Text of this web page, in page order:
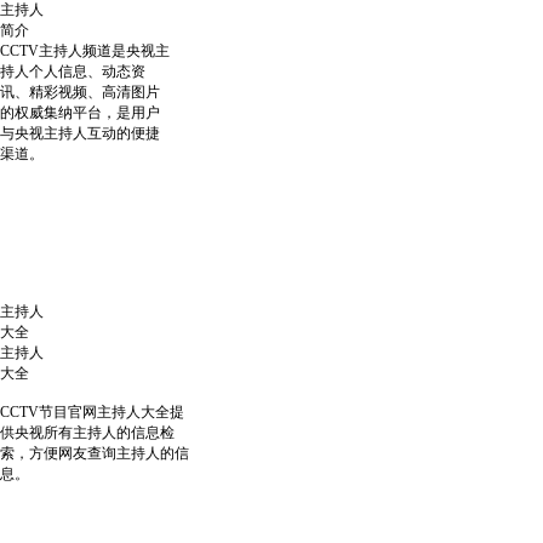
主持人
简介
CCTV主持人频道是央视主
持人个人信息、动态资
讯、精彩视频、高清图片
的权威集纳平台，是用户
与央视主持人互动的便捷
渠道。
主持人
大全
主持人
大全
CCTV节目官网主持人大全提
供央视所有主持人的信息检
索，方便网友查询主持人的信
息。